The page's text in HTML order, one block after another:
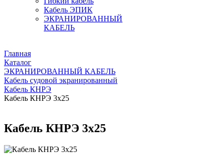
Кабель ЭПИК
ЭКРАНИРОВАННЫЙ
КАБЕЛЬ
Главная
Каталог
ЭКРАНИРОВАННЫЙ КАБЕЛЬ
Кабель судовой экранированный
Кабель КНРЭ
Кабель КНРЭ 3х25
Кабель КНРЭ 3х25